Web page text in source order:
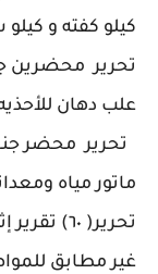
كيلو كفته و
علب دهان للأحذيه و 10 ولاعات مجهوله
تحرير محضر
ماتور مياه
تحرير(
غير مطابق